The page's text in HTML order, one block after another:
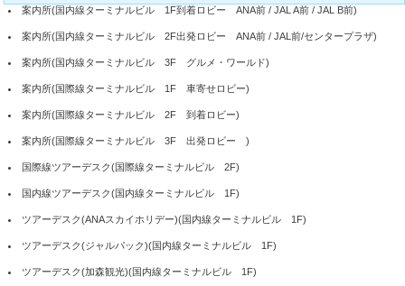
案内所(国内線ターミナルビル 1F到着ロビー ANA前 / JAL A前 / JAL B前)
案内所(国内線ターミナルビル 2F出発ロビー ANA前 / JAL前/センタープラザ)
案内所(国内線ターミナルビル 3F グルメ・ワールド)
案内所(国際線ターミナルビル 1F 車寄せロビー)
案内所(国際線ターミナルビル 2F 到着ロビー)
案内所(国際線ターミナルビル 3F 出発ロビー )
国際線ツアーデスク(国際線ターミナルビル 2F)
国内線ツアーデスク(国内線ターミナルビル 1F)
ツアーデスク(ANAスカイホリデー)(国内線ターミナルビル 1F)
ツアーデスク(ジャルパック)(国内線ターミナルビル 1F)
ツアーデスク(加森観光)(国内線ターミナルビル 1F)